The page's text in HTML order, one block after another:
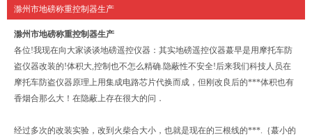
滁州市地磅称重控制器生产
滁州市地磅称重控制器生产
各位!我现在向大家谈谈地磅遥控仪器：其实地磅遥控仪器蕞早是用摩托车防
盗仪器改装的!体积大,控制也不怎么精确.隐蔽性不安全!后来我们科技人员在
摩托车防盗仪器原理上用集成电路芯片代换而成，但刚改良后的***体积也有
香烟合那么大！在隐蔽上存在很大的问．
经过多次的改装实验，改到火柴合大小，也就是现在的三根线的***.｛蕞小的